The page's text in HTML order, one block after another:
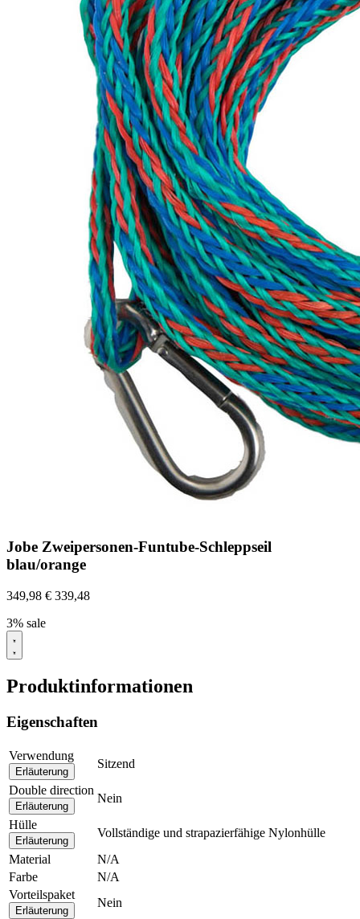
Jobe Zweipersonen-Funtube-Schleppseil
blau/orange
349,98 € 339,48
3% sale
Produktinformationen
Eigenschaften
Verwendung
Erläuterung
Sitzend
Double direction
Erläuterung
Nein
Hülle
Erläuterung
Vollständige und strapazierfähige Nylonhülle
Material
N/A
Farbe
N/A
Vorteilspaket
Erläuterung
Nein